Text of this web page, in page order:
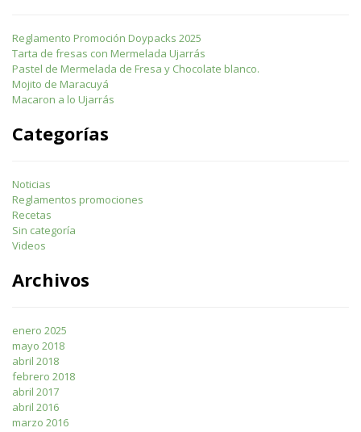
Reglamento Promoción Doypacks 2025
Tarta de fresas con Mermelada Ujarrás
Pastel de Mermelada de Fresa y Chocolate blanco.
Mojito de Maracuyá
Macaron a lo Ujarrás
Categorías
Noticias
Reglamentos promociones
Recetas
Sin categoría
Videos
Archivos
enero 2025
mayo 2018
abril 2018
febrero 2018
abril 2017
abril 2016
marzo 2016